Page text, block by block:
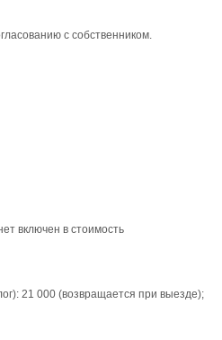
с собственником.
включен в стоимость
21 000 (возвращается при выезде);